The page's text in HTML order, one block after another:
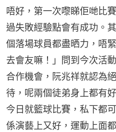
唔好，第一次嚟睇佢哋比
過失敗經驗點會有成功。
個落場球員都盡晒力，唔
去會友嘛！」問到今次活
合作機會，阮兆祥就認為
待，呢兩個徒弟身上都有
今日就籃球比賽，私下都
係演藝上又好，運動上面